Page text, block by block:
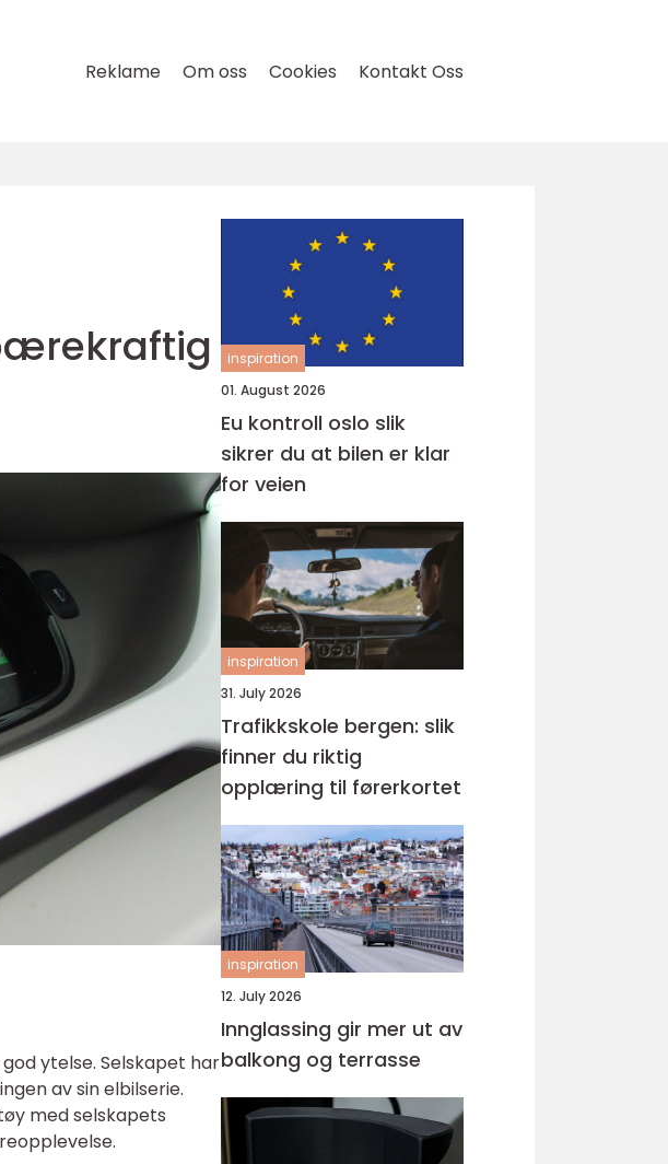
Reklame Om oss Cookies Kontakt Oss
ytelse. Selskapet har
av sin elbilserie.
med selskapets
inspiration
01. August 2026
Eu kontroll oslo slik
sikrer du at bilen er klar
for veien
inspiration
31. July 2026
Trafikkskole bergen: slik
finner du riktig
opplæring til førerkortet
inspiration
12. July 2026
Innglassing gir mer ut av
balkong og terrasse